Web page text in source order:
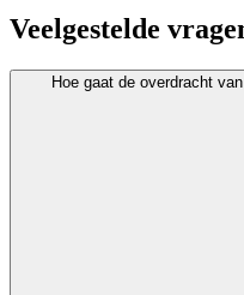
Veelgestelde
Hoe gaat de overdracht